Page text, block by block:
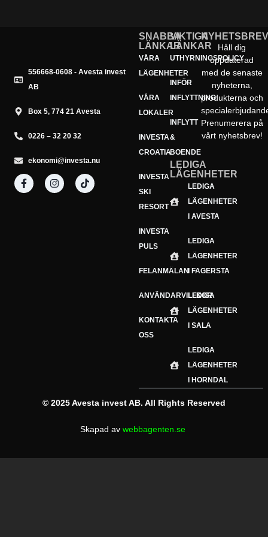
556668-0608 - Avesta invest
AB
Box 5, 774 21 Avesta
0226 – 32 20 32
ekonomi@investa.nu
SNABBA
LÄNKAR
VÅRA
LÄGENHETER
VÅRA
LOKALER
INVESTA
CROATIA
INVESTA
SKI
RESORT
INVESTA
PULS
FELANMÄLAN
ANVÄNDARVILLKOR
KONTAKTA
OSS
VIKTIGA
LÄNKAR
UTHYRNINGSPOLICY
INFÖR
INFLYTTNING
INFLYTT
&
BOENDE
LEDIGA
LÄGENHETER
LEDIGA
LÄGENHETER
I AVESTA
LEDIGA
LÄGENHETER
I FAGERSTA
LEDIGA
LÄGENHETER
I SALA
LEDIGA
LÄGENHETER
I HORNDAL
NYHETSBREV
Håll dig
uppdaterad
med de senaste
nyheterna,
produkterna och
Prenumerera på
vårt nyhetsbrev!
E-
postadress
Prenumerera
© 2025 Avesta invest AB. All Rights Reserved
Skapad av webbagenten.se